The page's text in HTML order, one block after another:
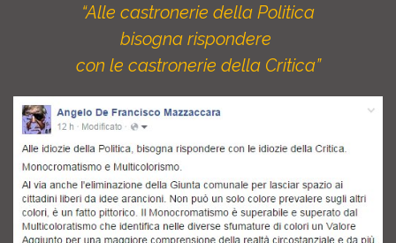
“Alle castronerie della Politica
bisogna rispondere
con le castronerie della Critica”